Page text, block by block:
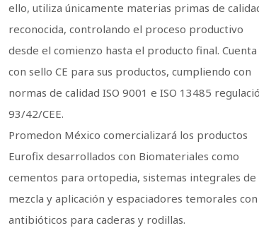
ello, utiliza únicamente materias primas de
reconocida, controlando el proceso productivo
desde el comienzo hasta el producto final. Cuenta
con sello CE para sus productos, cumpliendo con
normas de calidad ISO 9001 e ISO 13485
93/42/CEE.
Promedon México comercializará los productos
Eurofix desarrollados con Biomateriales como
cementos para ortopedia, sistemas integrales de
mezcla y aplicación y espaciadores temorales con
antibióticos para caderas y rodillas.